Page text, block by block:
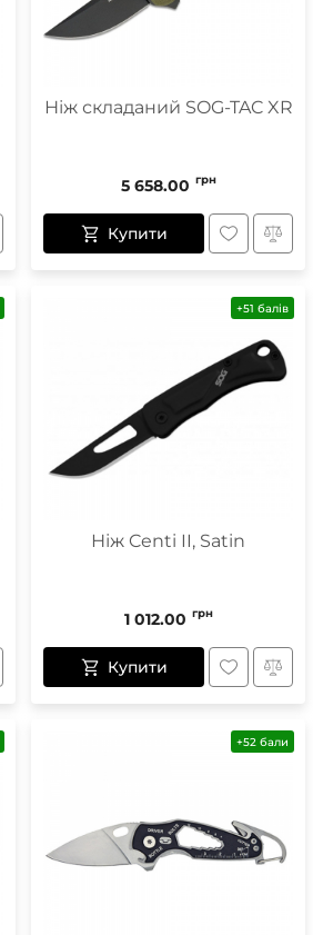
Ніж складаний SOG-TAC XR
5 658.00 грн
Купити
+51 балів
Ніж Centi II, Satin
1 012.00 грн
Купити
+52 бали